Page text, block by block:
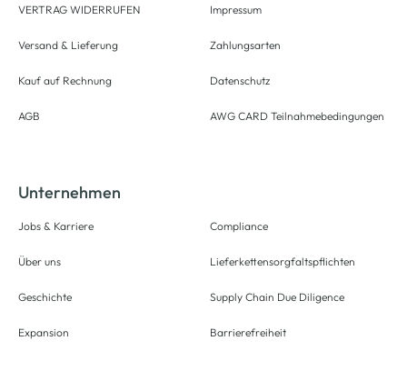
VERTRAG WIDERRUFEN
Versand & Lieferung
Kauf auf Rechnung
AGB
Impressum
Zahlungsarten
Datenschutz
AWG CARD Teilnahmebedingungen
Unternehmen
Jobs & Karriere
Über uns
Geschichte
Expansion
Compliance
Lieferkettensorgfaltspflichten
Supply Chain Due Diligence
Barrierefreiheit